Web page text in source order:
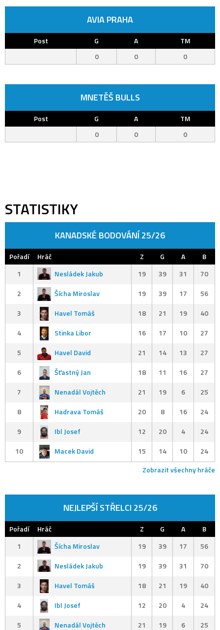
AVIA PRAHA
Post G A
TM
0
0 0
MNETĚŠ BULLS
Post G A
TM
0
0 0
STATISTIKY
KANADSKÉ BODOVÁNÍ 25/26
Pořadí Hráč Z G A
B
1
Nesládek Jakub 19 39 31
70
2
Šícha Miroslav 19 39 17
56
3
Havel Tomáš 18 21 19
40
4
Stinka Libor 16 17 10
27
5
Havel David 21 14 13
27
6
Šťastný Jan 18 11 16
27
7
Nenadál Vojtěch 21 19 6
25
8
Hadrava Tomáš 20 8 16
24
9
Ibl Josef 12 20 4
24
10
Macek David 15 14 10
24
Zobrazit všechny hráče
NEJLEPŠÍ STŘELCI 25/26
Pořadí Hráč Z G A
B
1
Šícha Miroslav 19 39 17
56
2
Nesládek Jakub 19 39 31
70
3
Havel Tomáš 18 21 19
40
4
Ibl Josef 12 20 4
24
5
Nenadál Vojtěch 21 19 6
25